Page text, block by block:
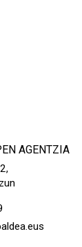
AGENTZIA